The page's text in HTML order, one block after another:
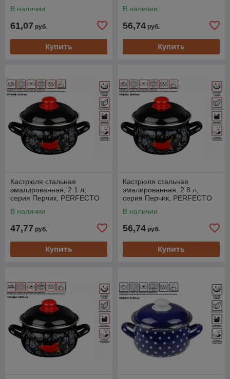
высота 13 см)
В наличии
61,07 руб.
Купить
типов плит, включая
В наличии
56,74 руб.
Купить
Кастрюля стальная
эмалированная, 2.1 л,
серия Перчик, PERFECTO
типов плит, включая
В наличии
47,77 руб.
Купить
Кастрюля стальная
эмалированная, 2.8 л,
серия Перчик, PERFECTO
типов плит, включая
В наличии
56,74 руб.
Купить